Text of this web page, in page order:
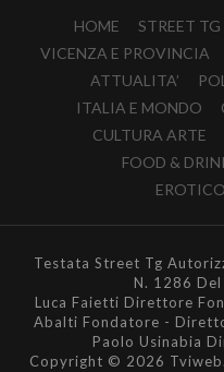
HOME STREET TG
VICENZA E PROVINCIA
ATTUALITA’
ITALIA E MONDO
CULTURA ARTE
FOOD &
Testata Street Tg
N. 1286
Luca Faietti Direttore
Abalti Fondatore -
Paolo Usinabia
Copyright © 2026